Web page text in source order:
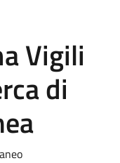
Vigili
di